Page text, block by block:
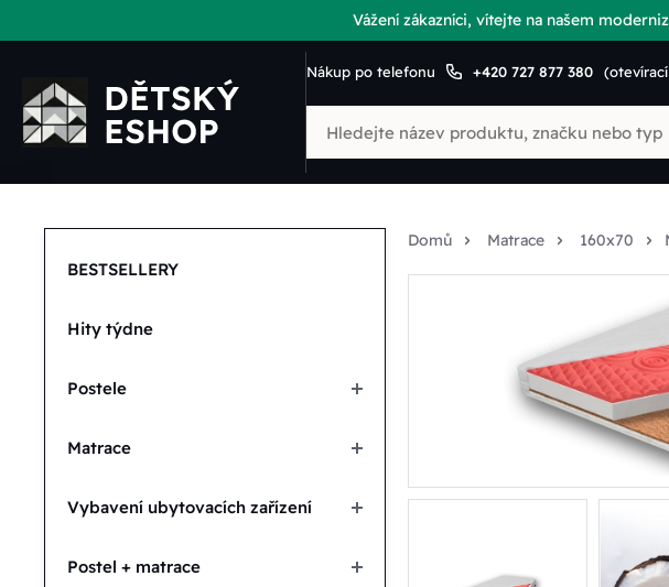
Vážení zákazníci, vítejte na našem
Nákup po telefonu +420 727 877 380
BESTSELLERY
Hity týdne
Postele
Matrace
Vybavení ubytovacích zařízení
Postel + matrace
Domů Matrace 160x70